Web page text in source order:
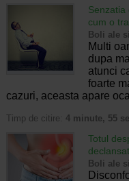
Senzatia
cum o
Boli ale
Multi
dupa
atunci
foarte
cazuri, aceasta apare
Timp de citire: 4 minute, 55
Totul
Boli ale